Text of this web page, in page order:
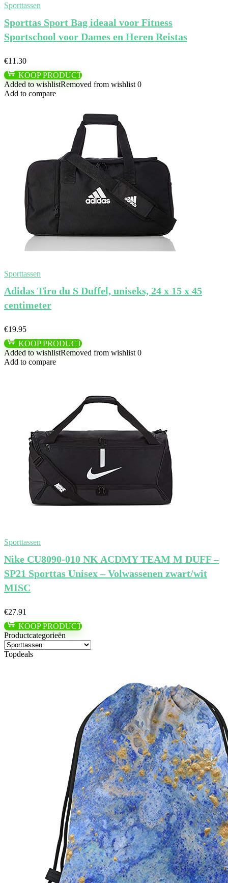
Sporttassen
Sporttas Sport Bag ideaal voor Fitness
Sportschool voor Dames en Heren Reistas
€11.30
KOOP PRODUCT
Added to wishlistRemoved from wishlist 0
Add to compare
Sporttassen
Adidas Tiro du S Duffel, uniseks, 24 x 15 x 45
centimeter
€19.95
KOOP PRODUCT
Added to wishlistRemoved from wishlist 0
Add to compare
Sporttassen
Nike CU8090-010 NK ACDMY TEAM M DUFF –
SP21 Sporttas Unisex – Volwassenen zwart/wit
MISC
€27.91
KOOP PRODUCT
Productcategorieën
Topdeals